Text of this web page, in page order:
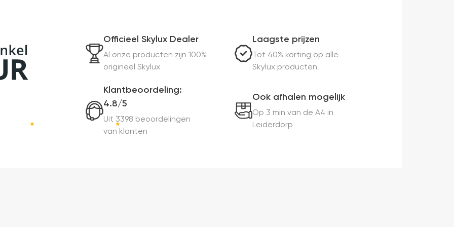
Officieel Skylux Dealer
Al onze producten zijn 100%
origineel Skylux
Laagste prijzen
Tot 40% korting op alle
Skylux producten
Klantbeoordeling:
4.8/5
Uit 3398 beoordelingen
van klanten
Ook afhalen mogelijk
Op 3 min van de A4 in
Leiderdorp